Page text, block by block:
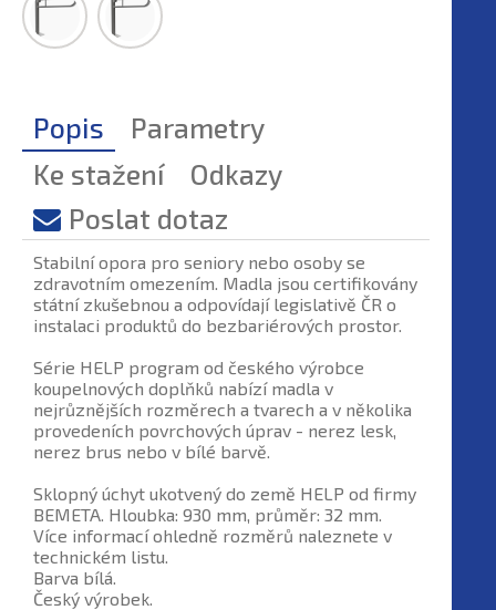
Popis
Parametry
Ke stažení
Odkazy
Poslat dotaz
Stabilní opora pro seniory nebo osoby se
zdravotním omezením. Madla jsou certifikovány
státní zkušebnou a odpovídají legislativě ČR o
instalaci produktů do bezbariérových prostor.
Série HELP program od českého výrobce
koupelnových doplňků nabízí madla v
nejrůznějších rozměrech a tvarech a v několika
provedeních povrchových úprav - nerez lesk,
nerez brus nebo v bílé barvě.
Sklopný úchyt ukotvený do země HELP od firmy
BEMETA. Hloubka: 930 mm, průměr: 32 mm.
Více informací ohledně rozměrů naleznete v
technickém listu.
Barva bílá.
Český výrobek.